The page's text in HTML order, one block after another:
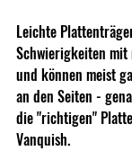
Leichte
Schwierigkeiten
und können meist
an den Seiten -
die "richtigen"
Vanquish.